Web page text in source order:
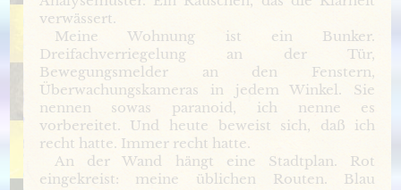
verwässert.
Meine Wohnung ist ein Bunker.
Dreifachverriegelung an der Tür,
Bewegungsmelder an den Fenstern,
Überwachungskameras in jedem Winkel. Sie
nennen sowas paranoid, ich nenne es
vorbereitet. Und heute beweist sich, daß ich
recht hatte. Immer recht hatte.
An der Wand hängt eine Stadtplan. Rot
eingekreist: meine üblichen Routen. Blau